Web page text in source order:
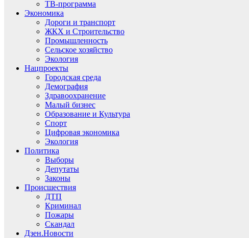
ТВ-программа
Экономика
Дороги и транспорт
ЖКХ и Строительство
Промышленность
Сельское хозяйство
Экология
Нацпроекты
Городская среда
Демография
Здравоохранение
Малый бизнес
Образование и Культура
Спорт
Цифровая экономика
Экология
Политика
Выборы
Депутаты
Законы
Происшествия
ДТП
Криминал
Пожары
Скандал
Дзен.Новости